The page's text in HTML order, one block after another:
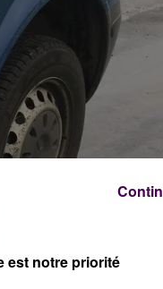
est notre priorité